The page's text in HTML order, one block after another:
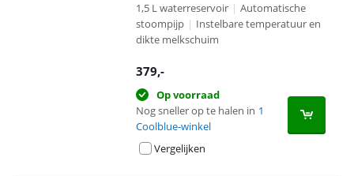
1,5 L waterreservoir | Automatische
stoompijp | Instelbare temperatuur en
dikte melkschuim
379,-
Op voorraad
Nog sneller op te halen in 1
Coolblue-winkel
Vergelijken